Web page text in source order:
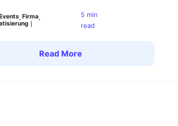
investiert. Das Event läuft erfolgreich. Die
Firma
5 min
read
Read More